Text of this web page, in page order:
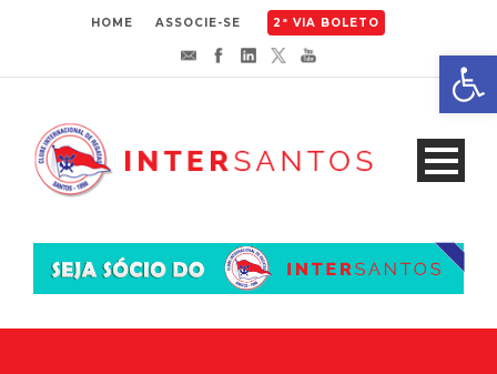
HOME ASSOCIE-SE 2ª VIA BOLETO
Abrir